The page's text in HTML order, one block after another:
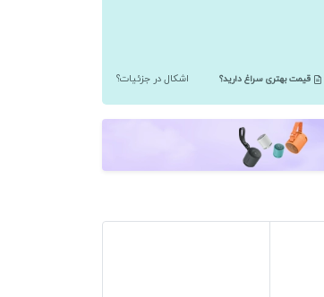
قیمت بهتری سراغ دارید؟ اشکال در جزئیات؟